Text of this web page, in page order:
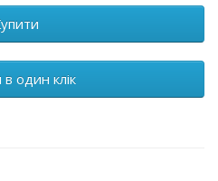
один клік